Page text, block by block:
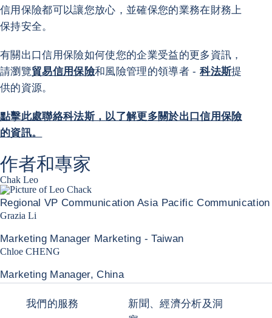
信用保險都可以讓您放心，並確保您的業務在財務上
保持安全。
有關出口信用保險如何使您的企業受益的更多資訊，
請瀏覽貿易信用保險和風險管理的領導者 -科法斯提
供的資源。
點擊此處聯絡科法斯，以了解更多關於出口信用保險
的資訊。
作者和專家
Chak Leo
Regional VP Communication Asia Pacific Communication
Grazia Li
Marketing Manager Marketing - Taiwan
Chloe CHENG
Marketing Manager, China
我們的服務
新聞、經濟分析及洞